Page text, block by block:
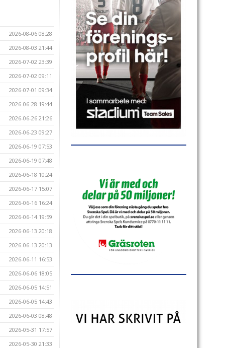
2026-08-06 08:28
2026-08-03 21:44
2026-07-02 23:39
2026-07-02 09:11
2026-07-01 09:34
2026-06-28 19:44
2026-06-26 21:26
2026-06-23 09:27
2026-06-19 07:53
2026-06-19 07:48
2026-06-18 10:24
2026-06-17 15:07
2026-06-16 16:24
2026-06-14 19:59
2026-06-13 20:18
2026-06-13 20:13
2026-06-11 16:53
2026-06-06 18:05
2026-06-05 14:51
2026-06-05 14:43
2026-06-03 08:48
2026-05-31 17:57
2026-05-30 21:33